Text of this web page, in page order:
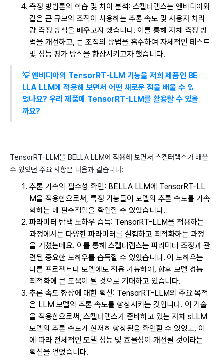
측정 방법론의 학습 및 차이 분석: 스켈터랩스는 엔비디아와
같은 큰 규모의 조직이 사용하는 추론 속도 및 사용자 처리
량 측정 방식을 배우고자 했습니다. 이를 통해 자체 측정 방
법을 개선하고, 큰 조직의 방법을 흡수하여 자체적인 테스트
및 성능 평가 방식을 향상시키고자 했습니다.
💡 엔비디아의 TensorRT-LLM 기능을 저희 제품인 BE
LLA LLM에 적용해 보면서 어떤 새로운 점을 배울 수 있
었나요? 우리 제품에 TensorRT-LLM를 활용할 수 있을
까요?
TensorRT-LLM을 BELLA LLM에 적용해 보면서 스켈터랩스가 배울
수 있었던 주요 사항은 다음과 같습니다:
추론 가속의 필수성 확인: BELLA LLM에 TensorRT-LL
M을 적용함으로써, 특정 기능들이 모델의 추론 속도를 가속
화하는 데 필수적임을 확인할 수 있었습니다.
파라미터 탐색 노하우 습득: TensorRT-LLM을 적용하는
과정에서는 다양한 파라미터를 실험하고 최적화하는 과정
을 거쳤는데요. 이를 통해 스켈터랩스는 파라미터 조정과 관
련된 중요한 노하우를 습득할 수 있었습니다. 이 노하우는
다른 프로젝트나 모델에도 적용 가능하여, 향후 모델 성능
최적화에 큰 도움이 될 것으로 기대하고 있습니다.
추론 속도 향상에 대한 확신: TensorRT-LLM의 주요 목적
은 LLM 모델의 추론 속도를 향상시키는 것입니다. 이 기술
을 적용함으로써, 스켈터랩스가 준비하고 있는 자체 sLLM
모델의 추론 속도가 현저히 향상됨을 확인할 수 있었고, 이
에 따라 전체적인 모델 성능 및 효율성이 개선될 것이라는
확신을 얻었습니다.